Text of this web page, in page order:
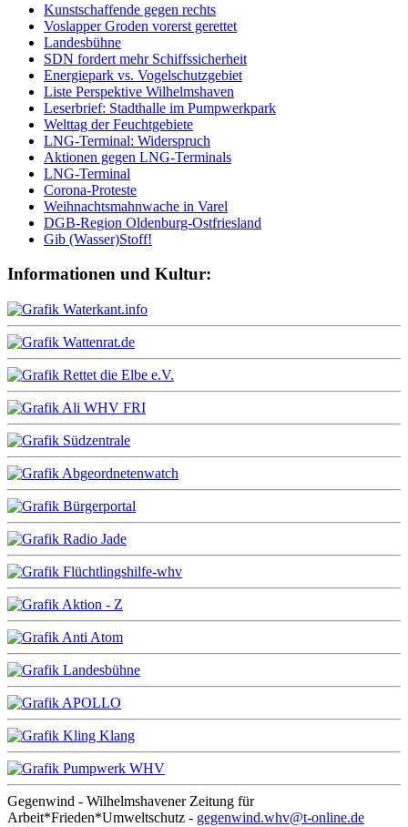
Kunstschaffende gegen rechts
Voslapper Groden vorerst gerettet
Landesbühne
SDN fordert mehr Schiffssicherheit
Energiepark vs. Vogelschutzgebiet
Liste Perspektive Wilhelmshaven
Leserbrief: Stadthalle im Pumpwerkpark
Welttag der Feuchtgebiete
LNG-Terminal: Widerspruch
Aktionen gegen LNG-Terminals
LNG-Terminal
Corona-Proteste
Weihnachtsmahnwache in Varel
DGB-Region Oldenburg-Ostfriesland
Gib (Wasser)Stoff!
Informationen und Kultur:
Gegenwind - Wilhelmshavener Zeitung für
Arbeit*Frieden*Umweltschutz - gegenwind.whv@t-online.de